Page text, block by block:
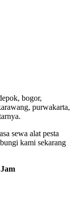
bogor,
purwakarta,
sewa alat pesta
kami sekarang